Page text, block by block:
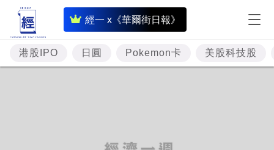
經一 x《華爾街日報》
即
時
財
經
港股IPO 日圓 Pokemon卡 美股科技股